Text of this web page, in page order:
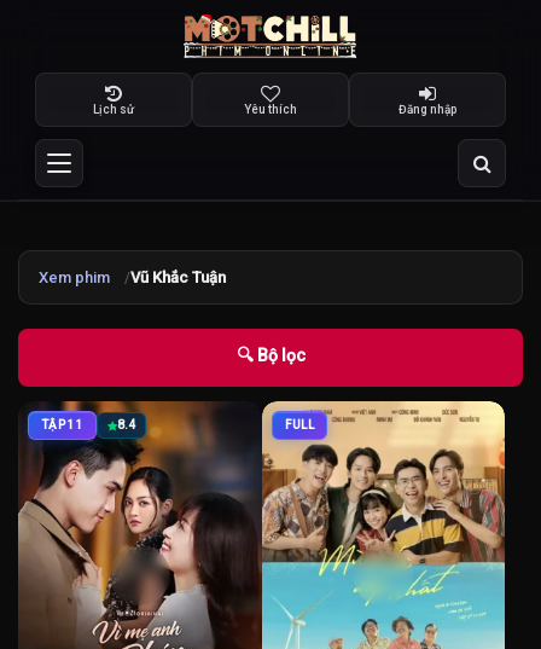
Lịch sử Yêu thích Đăng nhập
Xem phim Vũ Khắc Tuận
🔍 Bộ lọc
TẬP 11 8.4 FULL